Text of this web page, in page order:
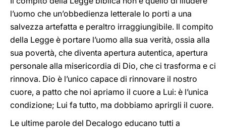
l’uomo che un’obbedienza letterale lo porti a una
salvezza artefatta e peraltro irraggiungibile. Il compito
della Legge è portare l’uomo alla sua verità, ossia alla
sua povertà, che diventa apertura autentica, apertura
personale alla misericordia di Dio, che ci trasforma e ci
rinnova. Dio è l’unico capace di rinnovare il nostro
cuore, a patto che noi apriamo il cuore a Lui: è l’unica
condizione; Lui fa tutto, ma dobbiamo aprirgli il cuore.
Le ultime parole del Decalogo educano tutti a